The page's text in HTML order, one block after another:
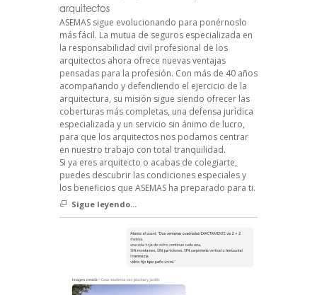
arquitectos
ASEMAS sigue evolucionando para ponérnoslo
más fácil. La mutua de seguros especializada en
la responsabilidad civil profesional de los
arquitectos ahora ofrece nuevas ventajas
pensadas para la profesión. Con más de 40 años
acompañando y defendiendo el ejercicio de la
arquitectura, su misión sigue siendo ofrecer las
coberturas más completas, una defensa jurídica
especializada y un servicio sin ánimo de lucro,
para que los arquitectos nos podamos centrar
en nuestro trabajo con total tranquilidad.
Si ya eres arquitecto o acabas de colegiarte,
puedes descubrir las condiciones especiales y
los beneficios que ASEMAS ha preparado para ti.
Sigue leyendo...